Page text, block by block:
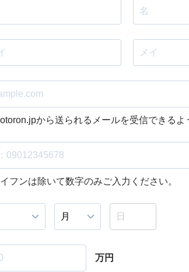
から送られるメールを受信できるよ
フンは除いて数字のみご入力ください。
万円